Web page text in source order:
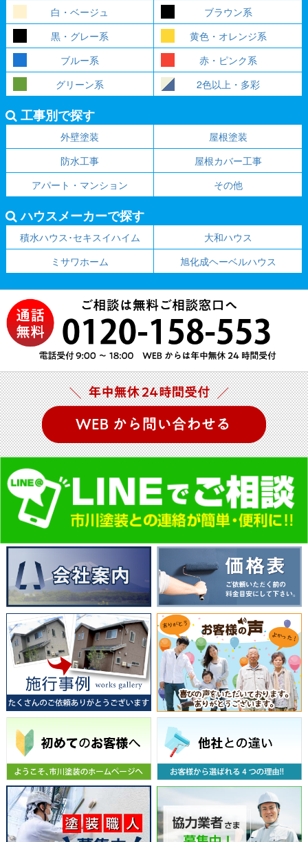
白・ベージュ
ブラウン系
黒・グレー系
黄色・オレンジ系
ブルー系
赤・ピンク系
グリーン系
2色以上・多彩
工事別で探す
外壁塗装
屋根塗装
防水工事
屋根カバー工事
アパート・マンション
その他
ハウスメーカーで探す
積水ハウス･セキスイハイム
大和ハウス
ミサワホーム
旭化成ヘーベルハウス